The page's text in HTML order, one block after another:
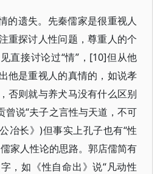
的遗失。先秦儒家是很重视人
重探讨人性问题，尊重人的个
直接讨论过“情”，[10]但从他
他是重视人的真情的，如说孝
否则就与养犬马没有什么区别
曾说“夫子之言性与天道，不可
冶长》)但事实上孔子也有“性
家人性论的思路。郭店儒简有
，如《性自命出》说“凡动性